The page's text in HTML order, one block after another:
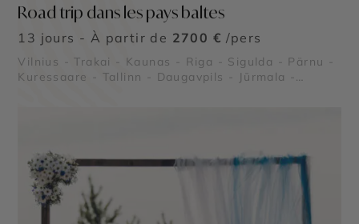
Road trip dans les pays baltes
13 jours - À partir de 2700 € /pers
Vilnius - Trakai - Kaunas - Riga - Sigulda - Pärnu -
Kuressaare - Tallinn - Daugavpils - Jūrmala -
Courlande - Plages de Palanga